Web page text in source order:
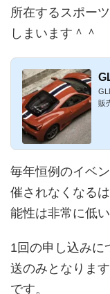
所在するスポー
しまいます＾＾
販
毎年恒例のイベ
催されなくなる
能性は非常に低
1回の申し込みに
送のみとなりま
です。